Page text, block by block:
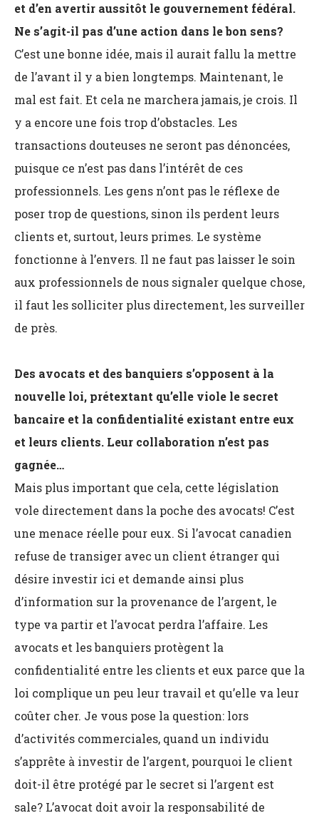
et d’en avertir aussitôt le gouvernement fédéral.
Ne s’agit-il pas d’une action dans le bon sens?
C’est une bonne idée, mais il aurait fallu la mettre
de l’avant il y a bien longtemps. Maintenant, le
mal est fait. Et cela ne marchera jamais, je crois. Il
y a encore une fois trop d’obstacles. Les
transactions douteuses ne seront pas dénoncées,
puisque ce n’est pas dans l’intérêt de ces
professionnels. Les gens n’ont pas le réflexe de
poser trop de questions, sinon ils perdent leurs
clients et, surtout, leurs primes. Le système
fonctionne à l’envers. Il ne faut pas laisser le soin
aux professionnels de nous signaler quelque chose,
il faut les solliciter plus directement, les surveiller
de près.
Des avocats et des banquiers s’opposent à la
nouvelle loi, prétextant qu’elle viole le secret
bancaire et la confidentialité existant entre eux
et leurs clients. Leur collaboration n’est pas
gagnée…
Mais plus important que cela, cette législation
vole directement dans la poche des avocats! C’est
une menace réelle pour eux. Si l’avocat canadien
refuse de transiger avec un client étranger qui
désire investir ici et demande ainsi plus
d’information sur la provenance de l’argent, le
type va partir et l’avocat perdra l’affaire. Les
avocats et les banquiers protègent la
confidentialité entre les clients et eux parce que la
loi complique un peu leur travail et qu’elle va leur
coûter cher. Je vous pose la question: lors
d’activités commerciales, quand un individu
s’apprête à investir de l’argent, pourquoi le client
doit-il être protégé par le secret si l’argent est
sale? L’avocat doit avoir la responsabilité de